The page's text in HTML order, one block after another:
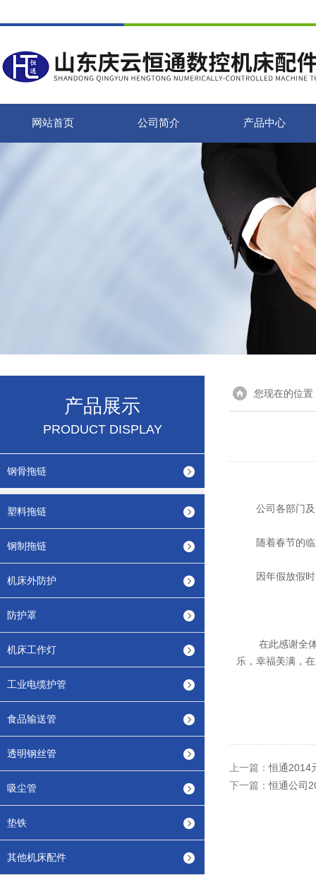
网站首页 公司简介 产品中心
产品展示
PRODUCT DISPLAY
钢骨拖链
塑料拖链
钢制拖链
机床外防护
防护罩
机床工作灯
工业电缆护管
食品输送管
透明钢丝管
吸尘管
垫铁
其他机床配件
您现在的位置
公司各部门及
随着春节的临
因年假放假时
在此感谢全体
乐，幸福美满，
上一篇：恒通2014
下一篇：恒通公司